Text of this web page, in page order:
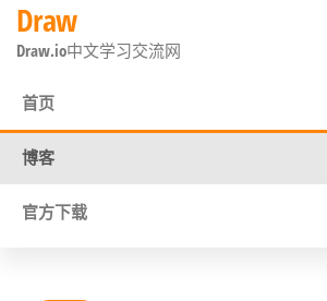
前
往
内
容
Draw
Draw.io中文学习交流网
首页
博客
官方下载